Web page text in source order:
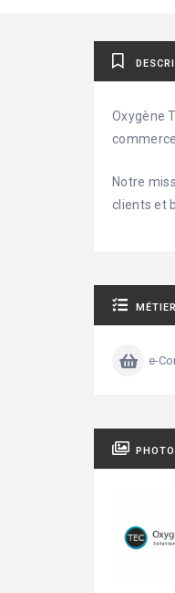
Oxygène
Notre
clients et
e-